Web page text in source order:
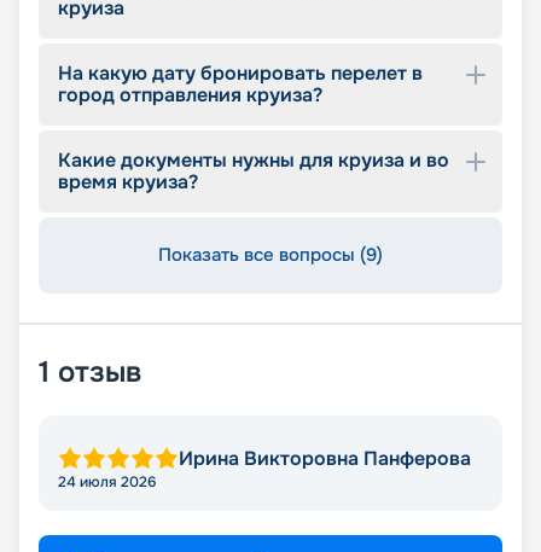
круиза
На какую дату бронировать перелет в
город отправления круиза?
Какие документы нужны для круиза и во
время круиза?
Показать все вопросы (9)
1 отзыв
Ирина Викторовна Панферова
24 июля 2026